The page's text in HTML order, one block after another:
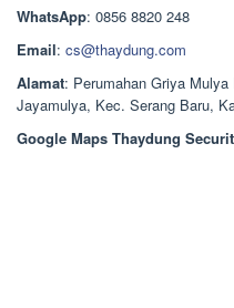
WhatsApp: 0856 8820 248
Email: cs@thaydung.com
Alamat: Perumahan Griya
Jayamulya, Kec. Serang Baru,
Google Maps Thaydung